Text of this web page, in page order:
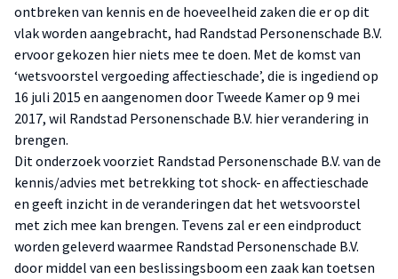
ontbreken van kennis en de hoeveelheid zaken die er op dit
vlak worden aangebracht, had Randstad Personenschade B.V.
ervoor gekozen hier niets mee te doen. Met de komst van
‘wetsvoorstel vergoeding affectieschade’, die is ingediend op
16 juli 2015 en aangenomen door Tweede Kamer op 9 mei
2017, wil Randstad Personenschade B.V. hier verandering in
brengen.
Dit onderzoek voorziet Randstad Personenschade B.V. van de
kennis/advies met betrekking tot shock- en affectieschade
en geeft inzicht in de veranderingen dat het wetsvoorstel
met zich mee kan brengen. Tevens zal er een eindproduct
worden geleverd waarmee Randstad Personenschade B.V.
door middel van een beslissingsboom een zaak kan toetsen